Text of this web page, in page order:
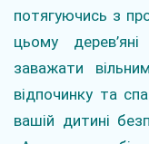
потягуючись з
цьому
заважати
відпочинку та
вашій дитині